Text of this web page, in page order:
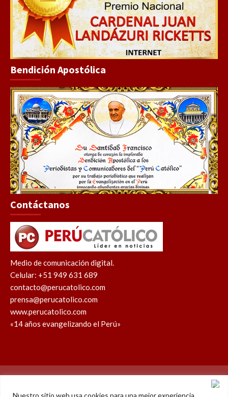
Nuestro sitio web usa cookies para una mejor experiencia.
Bendición Apostólica
Contáctanos
Medio de comunicación digital.
Celular: +51 949 631 689
contacto@perucatolico.com
prensa@perucatolico.com
www.perucatolico.com
«14 años evangelizando el Perú»